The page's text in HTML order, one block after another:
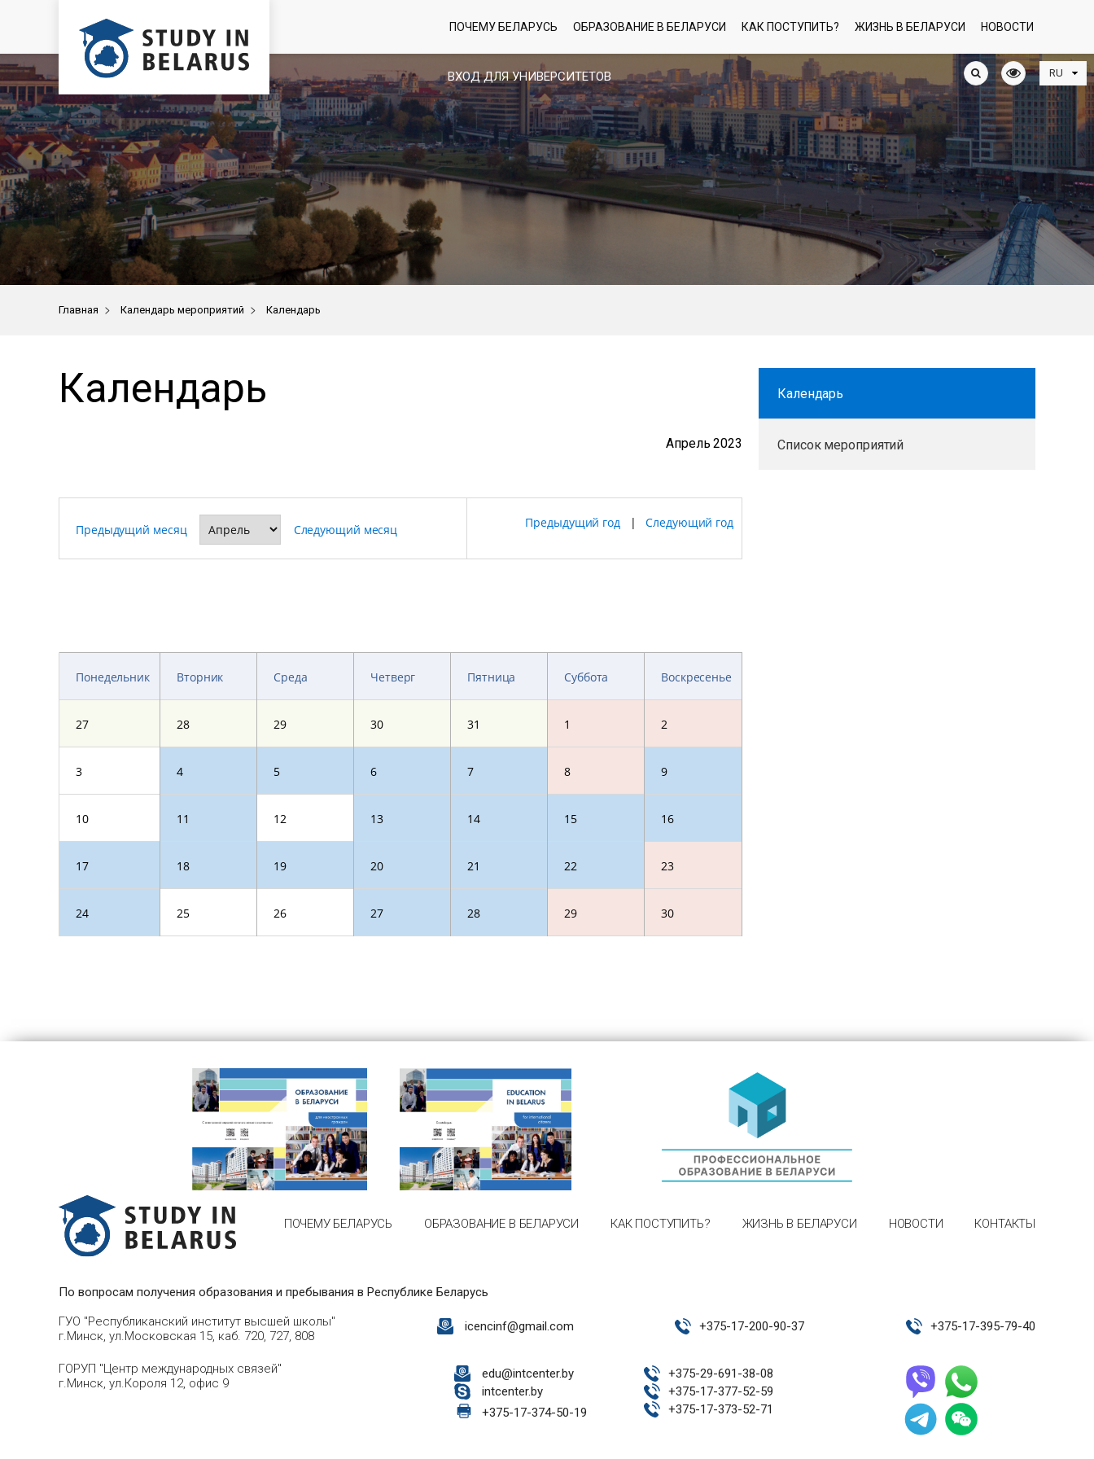
ВХОД ДЛЯ УНИВЕРСИТЕТОВ
ПОЧЕМУ БЕЛАРУСЬ ОБРАЗОВАНИЕ В БЕЛАРУСИ КАК ПОСТУПИТЬ? ЖИЗНЬ В БЕЛАРУСИ НОВОСТИ
Главная > Календарь мероприятий > Календарь
Календарь
Список мероприятий
Календарь
Апрель 2023
Предыдущий месяц Следующий месяц Предыдущий год|Следующий год
Понедельник Вторник Среда Четверг Пятница Суббота Воскресенье
27 28 29 30 31 1 2
3 4 5 6 7 8 9
10 11 12 13 14 15 16
17 18 19 20 21 22 23
24 25 26 27 28 29 30
ПОЧЕМУ БЕЛАРУСЬ ОБРАЗОВАНИЕ В БЕЛАРУСИ КАК ПОСТУПИТЬ? ЖИЗНЬ В БЕЛАРУСИ НОВОСТИ КОНТАКТЫ
По вопросам получения образования и пребывания в Республике Беларусь
ГУО "Республиканский институт высшей школы"
г.Минск, ул.Московская 15, каб. 720, 727, 808
icencinf@gmail.com +375-17-200-90-37 +375-17-395-79-40
ГОРУП "Центр международных связей"
г.Минск, ул.Короля 12, офис 9
edu@intcenter.by
intcenter.by
+375-17-374-50-19
+375-29-691-38-08
+375-17-377-52-59
+375-17-373-52-71